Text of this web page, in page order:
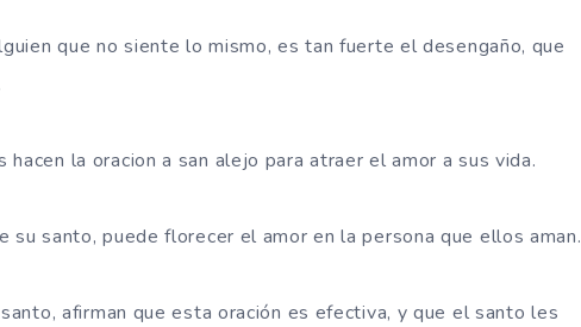
que no siente lo mismo, es tan fuerte el desengaño, que
hacen la oracion a san alejo para atraer el amor a sus vida.
su santo, puede florecer el amor en la persona que ellos aman.
afirman que esta oración es efectiva, y que el santo les